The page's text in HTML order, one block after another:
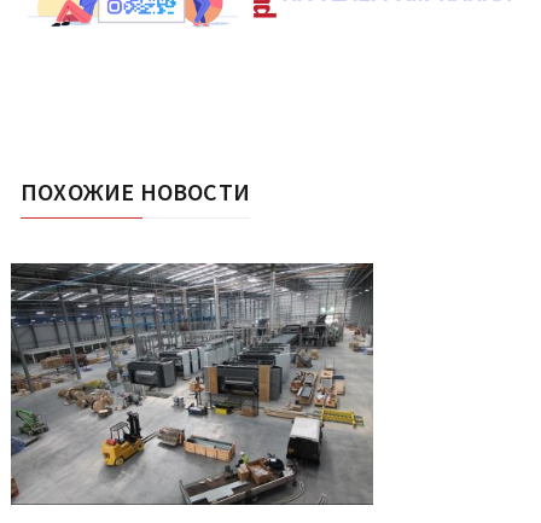
ПОХОЖИЕ НОВОСТИ